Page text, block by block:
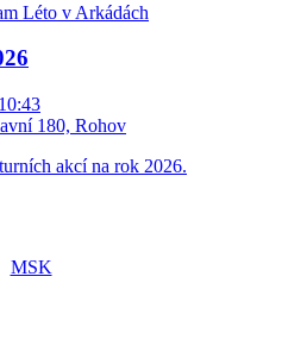
Léto v Arkádách
180, Rohov
akcí na rok 2026.